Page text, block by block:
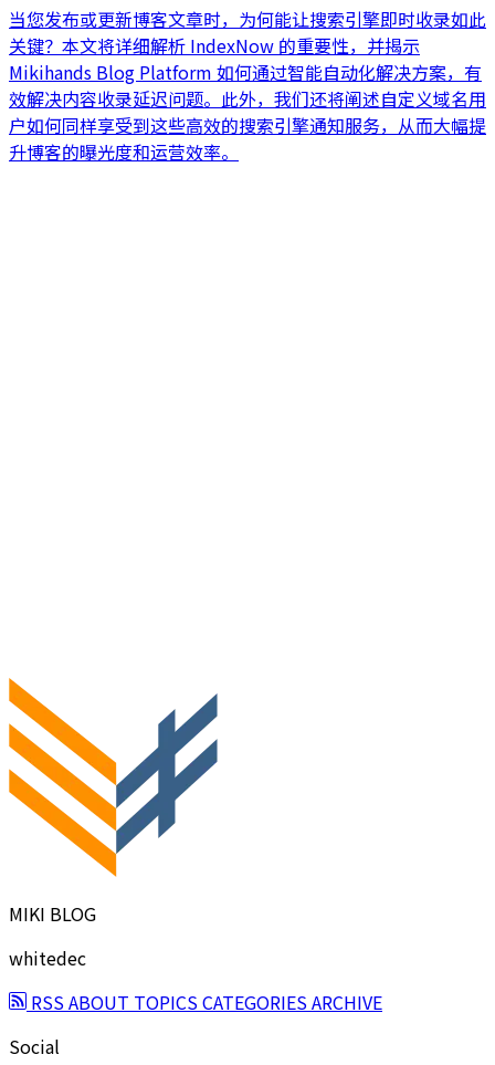
当您发布或更新博客文章时，为何能让搜索引擎即时收录如此
关键？本文将详细解析 IndexNow 的重要性，并揭示
Mikihands Blog Platform 如何通过智能自动化解决方案，有
效解决内容收录延迟问题。此外，我们还将阐述自定义域名用
户如何同样享受到这些高效的搜索引擎通知服务，从而大幅提
升博客的曝光度和运营效率。
MIKI BLOG
whitedec
RSSABOUT TOPICSCATEGORIESARCHIVE
Social